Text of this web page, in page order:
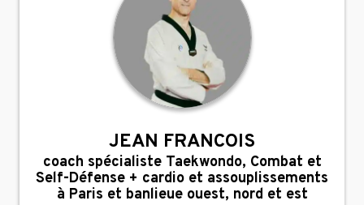
JEAN FRANCOIS
,
coach spécialiste Taekwondo, Combat et
Self-Défense + cardio et assouplissements
à Paris et banlieue ouest, nord et est